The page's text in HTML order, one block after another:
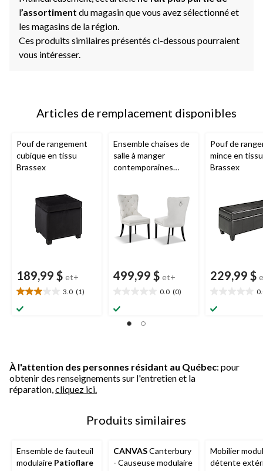
l’assortiment du magasin que vous avez sélectionné et
les magasins de la région.
Ces produits similaires présentés ci-dessous pourraient
vous intéresser.
Articles de remplacement disponibles
Pouf de rangement
cubique en tissu
Brassex
189,99 $ et+
3.0 (1)
3.0
étoile(s)
Ensemble chaises de
salle à manger
contemporaines
499,99 $ et+
0.0 (0)
étoile(s)
Pouf de
mince en tissu
Brassex
229,99 $
étoile(s)
À l'attention des personnes résidant au Québec: pour
obtenir des renseignements sur l'entretien et la
réparation, cliquez ici.
Produits similaires
Ensemble de fauteuil
modulaire Patioflare
CANVASCanterbury
- Causeuse modulaire
Mobilier
détente